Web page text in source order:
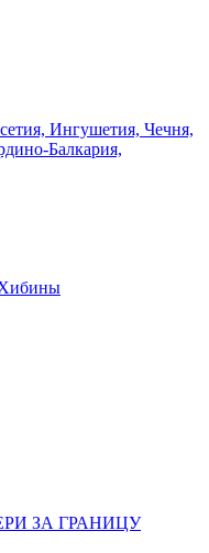
Ингушетия, Чечня,
Балкария,
ЗА ГРАНИЦУ